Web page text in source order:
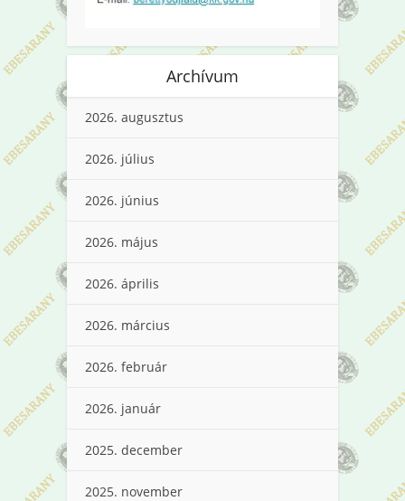
Archívum
2026. augusztus
2026. július
2026. június
2026. május
2026. április
2026. március
2026. február
2026. január
2025. december
2025. november